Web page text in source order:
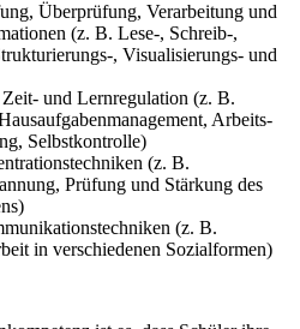
Überprüfung, Verarbeitung und
(z. B. Lese-, Schreib-,
, Visualisierungs- und
und Lernregulation (z. B.
Arbeits-
Selbstkontrolle)
(z. B.
Prüfung und Stärkung des
(z. B.
in verschiedenen Sozialformen)